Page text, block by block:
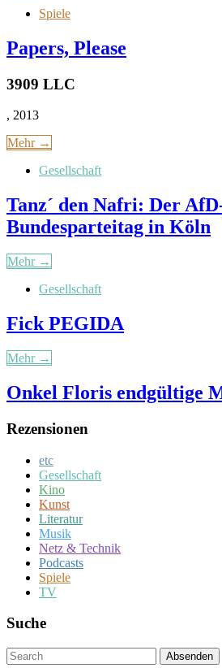
Spiele
Papers, Please
3909 LLC
, 2013
Mehr →
Gesellschaft
Tanz´ den Nafri: Der
Bundesparteitag in Köln
Mehr →
Gesellschaft
Fick PEGIDA
Mehr →
Onkel Floris endgültige
Rezensionen
etc
Gesellschaft
Kino
Kunst
Literatur
Musik
Netz & Technik
Podcasts
Spiele
TV
Suche
Um
Absenden